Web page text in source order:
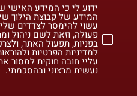
ידוע לי כי המידע האישי
המידע של קבוצת הילוך
עשוי להימסר לצדדים
פעולה, וזאת לשם ניהול
בפניות, תפעול האתר,
למדיניות הפרטיות
עליי חובה חוקית למסור
נעשית מרצוני ובהסכמתי.